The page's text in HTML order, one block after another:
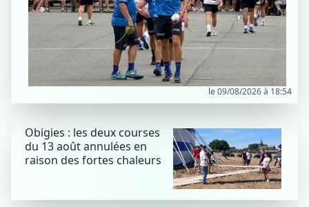
le 09/08/2026 à 18:54
Obigies : les deux courses
du 13 août annulées en
raison des fortes chaleurs